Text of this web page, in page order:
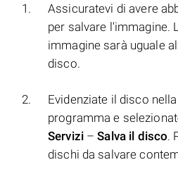
Assicuratevi di avere
per salvare l'immagine.
immagine sarà uguale
disco.
Evidenziate il disco
programma e
Servizi–Salva il disco.
dischi da salvare